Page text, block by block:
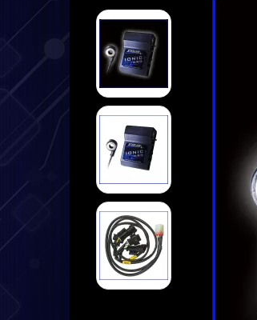
➤ Kabel
➤ Akkus
➤ Service
➤ Deutsche Anleitung
➤ Datenlogger
➤ Halterungen
➤ Sensoren
➤ Kabel
➤ Service